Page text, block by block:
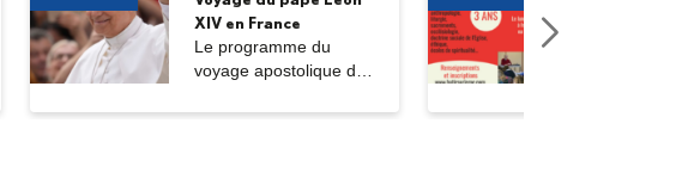
XIV en France
Le programme du
voyage apostolique de